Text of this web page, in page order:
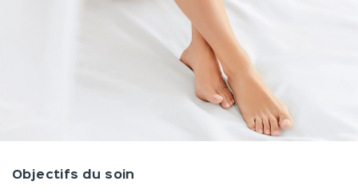
Objectifs du soin